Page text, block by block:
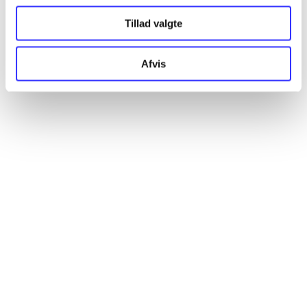
Tillad valgte
Afvis
Alle registrerede artikler fordelt på udgivelser